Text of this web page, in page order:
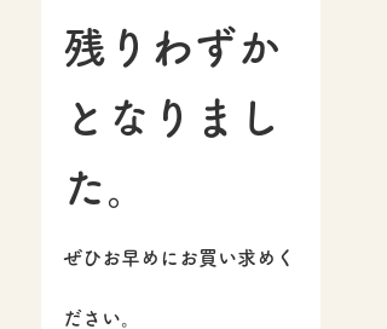
残りわずか
となりまし
た。
ぜひお早めにお買い求めく
ださい。